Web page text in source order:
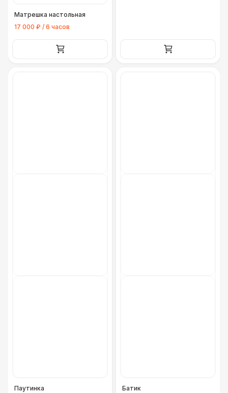
Матрешка настольная
17 000 ₽ / 6 часов
Паутинка
Батик